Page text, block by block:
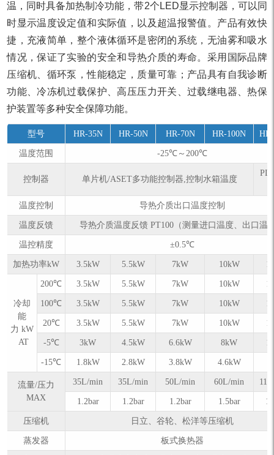
温，同时具备加热制冷功能，带2个LED显示控制器，可以同
时显示温度设定值和实际值，以及超温报警值。产品有效快
捷，充液简单，整个液体循环是密闭的系统，无油雾和吸水
情况，保证了实验的安全和导热介质的寿命。采用国际品牌
压缩机、循环泵，性能稳定，质量可靠；产品具有自我诊断
功能、冷冻机过载保护、高压压力开关、过载继电器、热保
护装置等多种安全保障功能。
型号 HR-35N HR-50N HR-70N HR-100N
温度范围 -25℃～200℃
控制器 单⽚机/ASET多功能控制器,控制⽔箱温度
温度控制 导热介质出口温度控制
温度反馈 导热介质温度反馈 PT100（测量进口温度、出口温
温控精度 ±0.5℃
加热功率kW 3.5kW 5.5kW 7kW 10kW
冷却
能
力 kW
AT
200℃ 3.5kW 5.5kW 7kW 10kW
100℃ 3.5kW 5.5kW 7kW 10kW
20℃ 3.5kW 5.5kW 7kW 10kW
-5℃ 3kW 4.5kW 6.6kW 8kW
-15℃ 1.8kW 2.8kW 3.8kW 4.6kW
流量/压力
MAX
35L/min 35L/min 50L/min 60L/min
1.2bar 1.2bar 1.2bar 1.5bar
压缩机 日立、谷轮、松洋等压缩机
蒸发器 板式换热器